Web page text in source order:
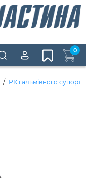
0
РК гальмівного супорта